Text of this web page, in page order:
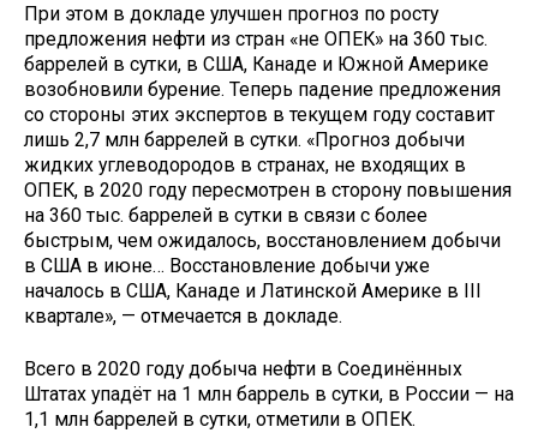
При этом в докладе улучшен прогноз по росту
предложения нефти из стран «не ОПЕК» на 360 тыс.
баррелей в сутки, в США, Канаде и Южной Америке
возобновили бурение. Теперь падение предложения
со стороны этих экспертов в текущем году составит
лишь 2,7 млн баррелей в сутки. «Прогноз добычи
жидких углеводородов в странах, не входящих в
ОПЕК, в 2020 году пересмотрен в сторону повышения
на 360 тыс. баррелей в сутки в связи с более
быстрым, чем ожидалось, восстановлением добычи
в США в июне… Восстановление добычи уже
началось в США, Канаде и Латинской Америке в III
квартале», — отмечается в докладе.
Всего в 2020 году добыча нефти в Соединённых
Штатах упадёт на 1 млн баррель в сутки, в России — на
1,1 млн баррелей в сутки, отметили в ОПЕК.